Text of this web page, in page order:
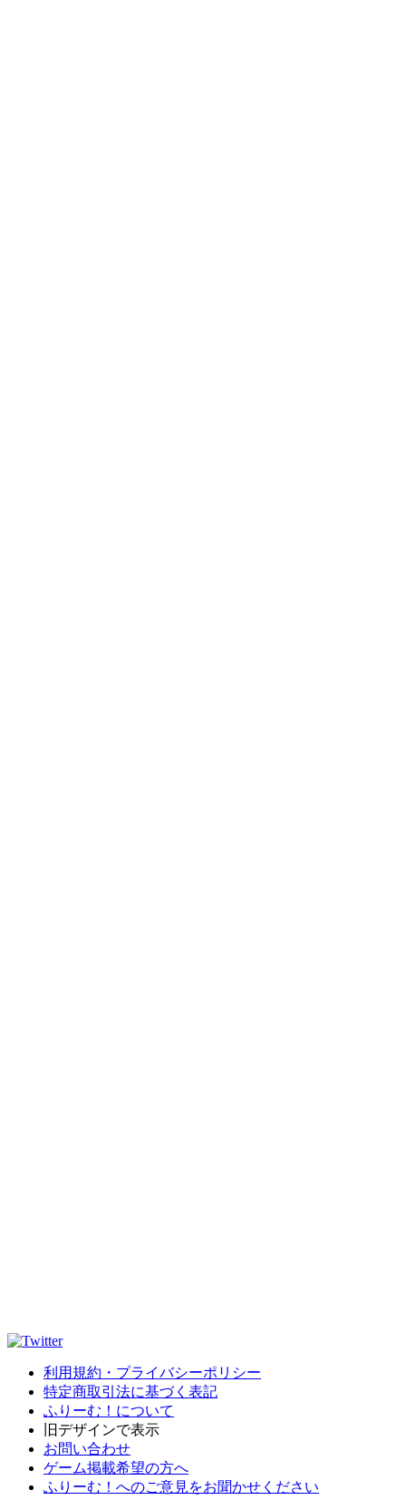
利用規約・プライバシーポリシー
特定商取引法に基づく表記
ふりーむ！について
旧デザインで表示
お問い合わせ
ゲーム掲載希望の方へ
ふりーむ！へのご意見をお聞かせください